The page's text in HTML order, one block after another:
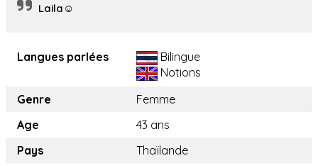
Laila☺️
Langues parlées
Bilingue
Notions
Genre
Femme
Age
43 ans
Pays
Thaïlande